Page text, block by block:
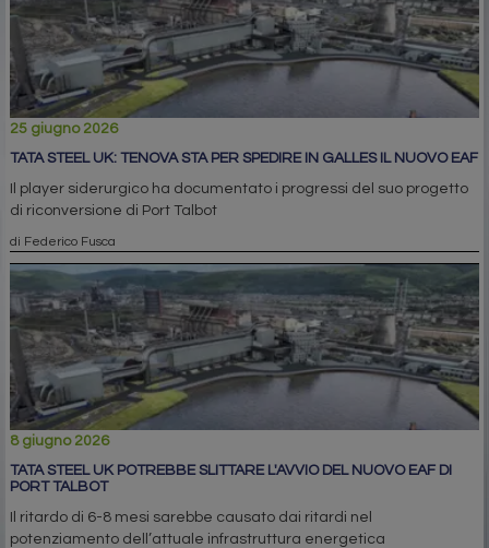
25 giugno 2026
TATA STEEL UK: TENOVA STA PER SPEDIRE IN GALLES IL NUOVO EAF
Il player siderurgico ha documentato i progressi del suo progetto
di riconversione di Port Talbot
di Federico Fusca
8 giugno 2026
TATA STEEL UK POTREBBE SLITTARE L'AVVIO DEL NUOVO EAF DI
PORT TALBOT
Il ritardo di 6-8 mesi sarebbe causato dai ritardi nel
potenziamento dell’attuale infrastruttura energetica